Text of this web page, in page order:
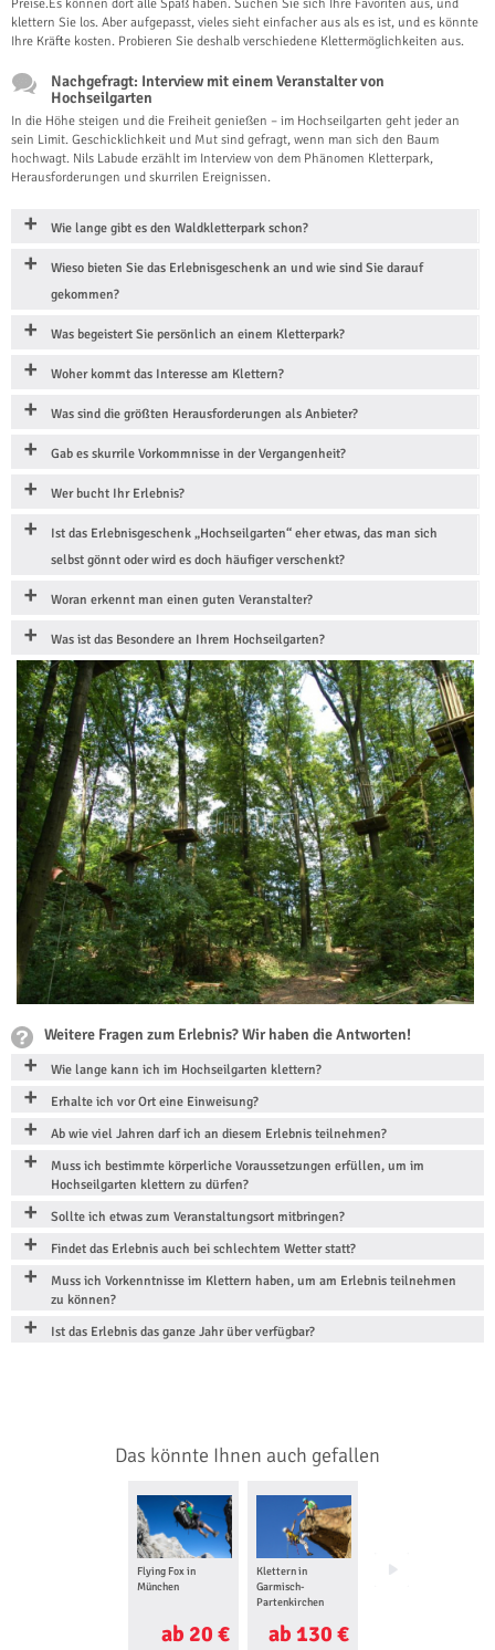
Preise.Es können dort alle Spaß haben. Suchen Sie sich Ihre Favoriten aus, und
klettern Sie los. Aber aufgepasst, vieles sieht einfacher aus als es ist, und es könnte
Ihre Kräfte kosten. Probieren Sie deshalb verschiedene Klettermöglichkeiten aus.
Nachgefragt: Interview mit einem Veranstalter von
Hochseilgarten
In die Höhe steigen und die Freiheit genießen – im Hochseilgarten geht jeder an
sein Limit. Geschicklichkeit und Mut sind gefragt, wenn man sich den Baum
hochwagt. Nils Labude erzählt im Interview von dem Phänomen Kletterpark,
Herausforderungen und skurrilen Ereignissen.
Wie lange gibt es den Waldkletterpark schon?
Wieso bieten Sie das Erlebnisgeschenk an und wie sind Sie darauf
gekommen?
Was begeistert Sie persönlich an einem Kletterpark?
Woher kommt das Interesse am Klettern?
Was sind die größten Herausforderungen als Anbieter?
Gab es skurrile Vorkommnisse in der Vergangenheit?
Wer bucht Ihr Erlebnis?
Ist das Erlebnisgeschenk „Hochseilgarten“ eher etwas, das man sich
selbst gönnt oder wird es doch häufiger verschenkt?
Woran erkennt man einen guten Veranstalter?
Was ist das Besondere an Ihrem Hochseilgarten?
Weitere Fragen zum Erlebnis? Wir haben die Antworten!
Wie lange kann ich im Hochseilgarten klettern?
Erhalte ich vor Ort eine Einweisung?
Ab wie viel Jahren darf ich an diesem Erlebnis teilnehmen?
Muss ich bestimmte körperliche Voraussetzungen erfüllen, um im
Hochseilgarten klettern zu dürfen?
Sollte ich etwas zum Veranstaltungsort mitbringen?
Findet das Erlebnis auch bei schlechtem Wetter statt?
Muss ich Vorkenntnisse im Klettern haben, um am Erlebnis teilnehmen
zu können?
Ist das Erlebnis das ganze Jahr über verfügbar?
Das könnte Ihnen auch gefallen
Flying Fox in
München
ab 20 €
Klettern in
Garmisch-
Partenkirchen
ab 130 €
Bungee Jumping in